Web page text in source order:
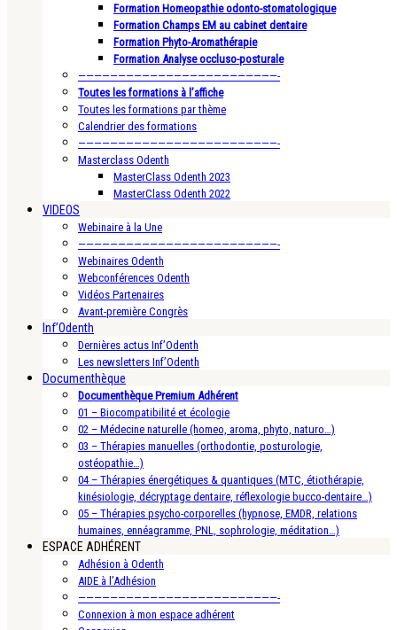
Formation Homeopathie odonto-stomatologique
Formation Champs EM au cabinet dentaire
Formation Phyto-Aromathérapie
Formation Analyse occluso-posturale
—————————————————————————-
Toutes les formations à l’affiche
Toutes les formations par thème
Calendrier des formations
—————————————————————————-
Masterclass Odenth
MasterClass Odenth 2023
MasterClass Odenth 2022
VIDEOS
Webinaire à la Une
—————————————————————————-
Webinaires Odenth
Webconférences Odenth
Vidéos Partenaires
Avant-première Congrès
Inf’Odenth
Dernières actus Inf’Odenth
Les newsletters Inf’Odenth
Documenthèque
Documenthèque Premium Adhérent
01 – Biocompatibilité et écologie
02 – Médecine naturelle (homeo, aroma, phyto, naturo…)
03 – Thérapies manuelles (orthodontie, posturologie,
ostéopathie…)
04 – Thérapies énergétiques & quantiques (MTC, étiothérapie,
kinésiologie, décryptage dentaire, réflexologie bucco-dentaire…)
05 – Thérapies psycho-corporelles (hypnose, EMDR, relations
humaines, ennéagramme, PNL, sophrologie, méditation…)
ESPACE ADHÉRENT
Adhésion à Odenth
AIDE à l’Adhésion
—————————————————————————-
Connexion à mon espace adhérent